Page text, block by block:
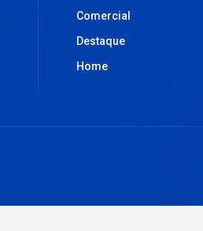
Comercial
Destaque
Home